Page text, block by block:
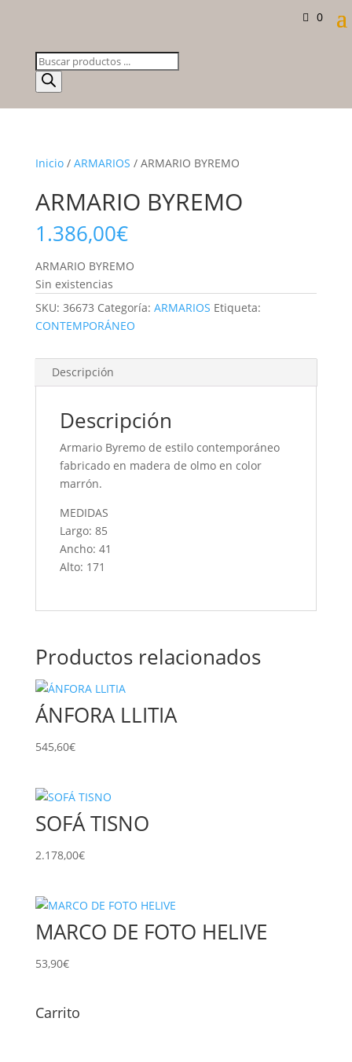
0
Búsqueda
de
productos
Inicio/ ARMARIOS / ARMARIO BYREMO
ARMARIO BYREMO
1.386,00€
ARMARIO BYREMO
Sin existencias
SKU: 36673 Categoría: ARMARIOS Etiqueta:
CONTEMPORÁNEO
Descripción
Descripción
Armario Byremo de estilo contemporáneo
fabricado en madera de olmo en color
marrón.
MEDIDAS
Largo: 85
Ancho: 41
Alto: 171
Productos relacionados
ÁNFORA LLITIA
545,60€
SOFÁ TISNO
2.178,00€
MARCO DE FOTO HELIVE
53,90€
Carrito